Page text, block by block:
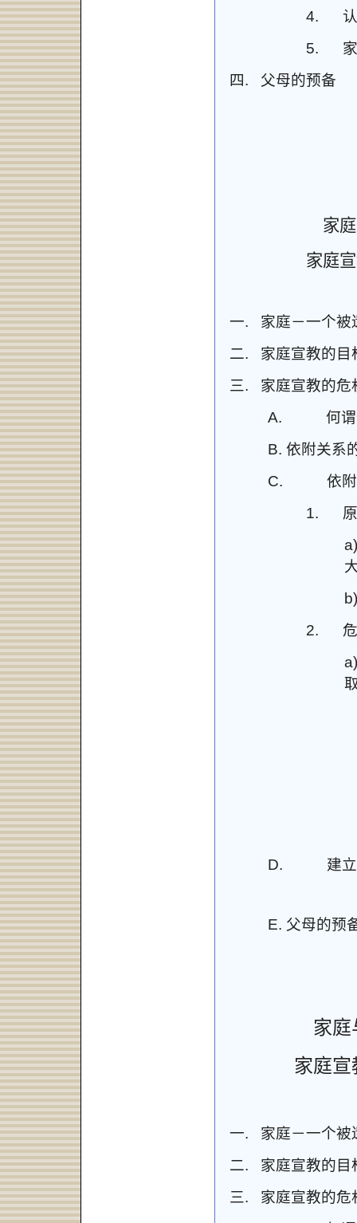
4.
5.
四.
父母的预备
家
家庭
一.
家庭－一个被
二.
家庭宣教的目
三.
家庭宣教的危
A.
何
B. 依附关系
C.
依
1.
a)
b)
2.
a)
D. 建
E. 父母的预
家庭
家庭
一.
家庭－一个被
二.
家庭宣教的目
三.
家庭宣教的危